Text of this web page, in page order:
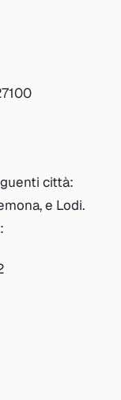
città:
e Lodi.